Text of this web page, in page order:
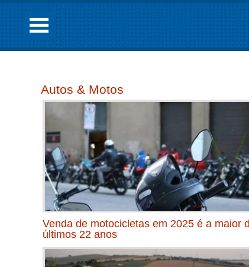
Autos & Motos
Venda de motocicletas em 2025 é a maior
últimos 22 anos